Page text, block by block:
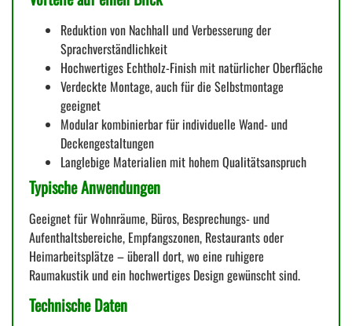
Reduktion von Nachhall und Verbesserung der
Sprachverständlichkeit
Hochwertiges Echtholz-Finish mit natürlicher Oberfläche
Verdeckte Montage, auch für die Selbstmontage
geeignet
Modular kombinierbar für individuelle Wand- und
Deckengestaltungen
Langlebige Materialien mit hohem Qualitätsanspruch
Typische Anwendungen
Geeignet für Wohnräume, Büros, Besprechungs- und
Aufenthaltsbereiche, Empfangszonen, Restaurants oder
Heimarbeitsplätze – überall dort, wo eine ruhigere
Raumakustik und ein hochwertiges Design gewünscht sind.
Technische Daten